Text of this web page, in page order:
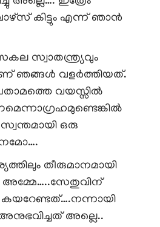
കിട്ടും എന്ന് ഞാൻ
സ്വാതന്ത്ര്യവും
ഞങ്ങൾ വളർത്തിയത്.
വയസ്സിൽ
ഒരു
തീരുമാനമായി
അമ്മേ…..സേതുവിന്
കയറേണ്ടത്….നന്നായി
അല്ലെ..